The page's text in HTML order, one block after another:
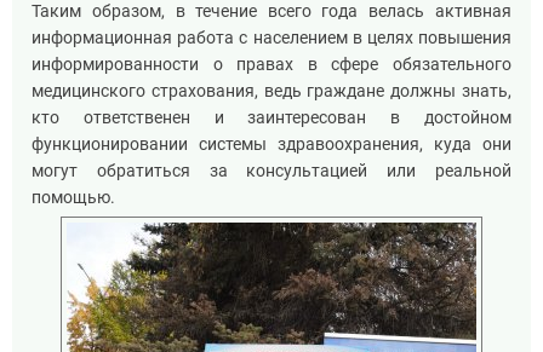
Таким образом, в течение всего года велась активная
информационная работа с населением в целях повышения
информированности о правах в сфере обязательного
медицинского страхования, ведь граждане должны знать,
кто ответственен и заинтересован в достойном
функционировании системы здравоохранения, куда они
могут обратиться за консультацией или реальной
помощью.